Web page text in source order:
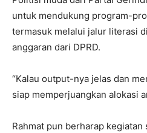
untuk mendukung program-
termasuk melalui jalur literasi
anggaran dari DPRD.
“Kalau output-nya jelas dan
siap memperjuangkan alokasi
Rahmat pun berharap